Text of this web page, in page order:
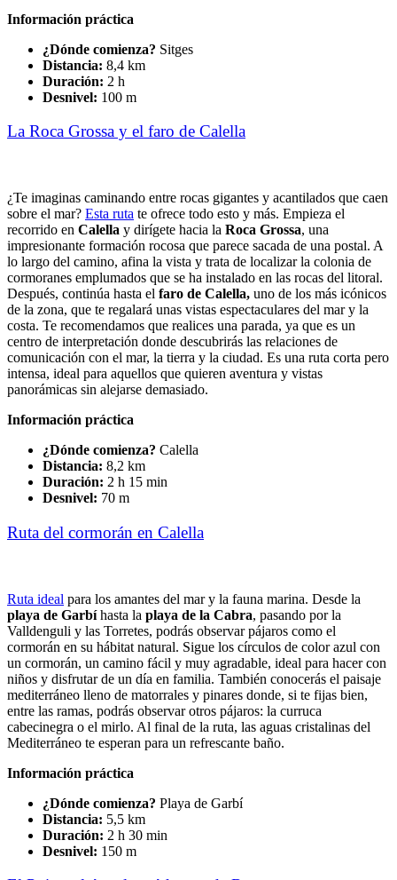
Información práctica
¿Dónde comienza? Sitges
Distancia: 8,4 km
Duración: 2 h
Desnivel: 100 m
La Roca Grossa y el faro de Calella
¿Te imaginas caminando entre rocas gigantes y acantilados que caen
sobre el mar? Esta ruta te ofrece todo esto y más. Empieza el
recorrido en Calella y dirígete hacia la Roca Grossa, una
impresionante formación rocosa que parece sacada de una postal. A
lo largo del camino, afina la vista y trata de localizar la colonia de
cormoranes emplumados que se ha instalado en las rocas del litoral.
Después, continúa hasta el faro de Calella, uno de los más icónicos
de la zona, que te regalará unas vistas espectaculares del mar y la
costa. Te recomendamos que realices una parada, ya que es un
centro de interpretación donde descubrirás las relaciones de
comunicación con el mar, la tierra y la ciudad. Es una ruta corta pero
intensa, ideal para aquellos que quieren aventura y vistas
panorámicas sin alejarse demasiado.
Información práctica
¿Dónde comienza? Calella
Distancia: 8,2 km
Duración: 2 h 15 min
Desnivel: 70 m
Ruta del cormorán en Calella
Ruta ideal para los amantes del mar y la fauna marina. Desde la
playa de Garbíhasta la playa de la Cabra, pasando por la
Valldenguli y las Torretes, podrás observar pájaros como el
cormorán en su hábitat natural. Sigue los círculos de color azul con
un cormorán, un camino fácil y muy agradable, ideal para hacer con
niños y disfrutar de un día en familia. También conocerás el paisaje
mediterráneo lleno de matorrales y pinares donde, si te fijas bien,
entre las ramas, podrás observar otros pájaros: la curruca
cabecinegra o el mirlo. Al final de la ruta, las aguas cristalinas del
Mediterráneo te esperan para un refrescante baño.
Información práctica
¿Dónde comienza? Playa de Garbí
Distancia: 5,5 km
Duración: 2 h 30 min
Desnivel: 150 m